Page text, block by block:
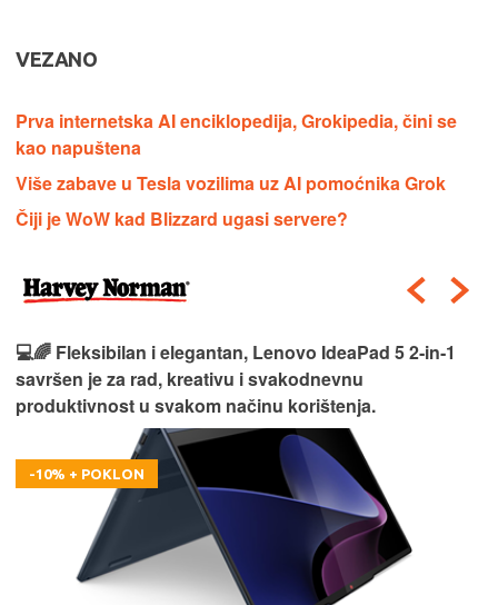
VEZANO
Prva internetska AI enciklopedija, Grokipedia, čini se
kao napuštena
Više zabave u Tesla vozilima uz AI pomoćnika Grok
Čiji je WoW kad Blizzard ugasi servere?
💻🌈 Fleksibilan i elegantan, Lenovo IdeaPad 5 2‑in‑1
savršen je za rad, kreativu i svakodnevnu
produktivnost u svakom načinu korištenja.
-10% + POKLON